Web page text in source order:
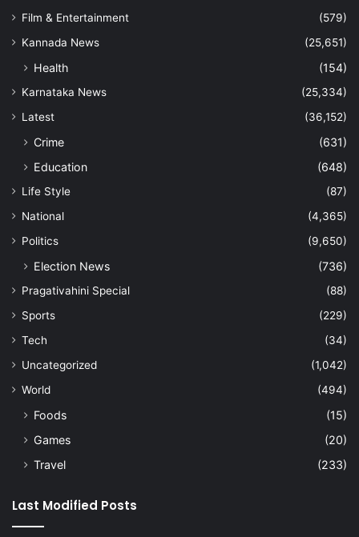
Film & Entertainment
(579)
Kannada News
(25,651)
Health (154)
Karnataka News
(25,334)
Latest
(36,152)
Crime
(631)
Education
(648)
Life Style
(87)
National
(4,365)
Politics
(9,650)
Election News (736)
Pragativahini Special
(88)
Sports
(229)
Tech
(34)
Uncategorized
(1,042)
World
(494)
Foods
(15)
Games
(20)
Travel
(233)
Last Modified Posts